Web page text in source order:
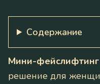
Содержание
Мини-фейслифтинг
решение для